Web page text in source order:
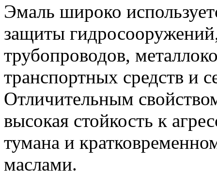
Эмаль широко
защиты
трубопроводов,
транспортных средств и
Отличительным
высокая стойкость к
тумана и
маслами.